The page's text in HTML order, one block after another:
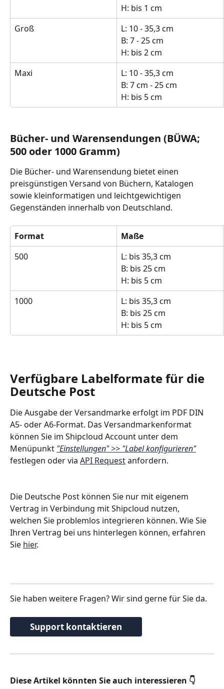
H: bis 1 cm
Groß
L: 10 - 35,3 cm
B: 7 - 25 cm
H: bis 2 cm
Maxi
L: 10 - 35,3 cm
B: 7 cm - 25 cm
H: bis 5 cm
Bücher- und Warensendungen (BÜWA;
500 oder 1000 Gramm)
Die Bücher- und Warensendung bietet einen
preisgünstigen Versand von Büchern, Katalogen
sowie kleinformatigen und leichtgewichtigen
Gegenständen innerhalb von Deutschland.
Format
Maße
500
L: bis 35,3 cm
B: bis 25 cm
H: bis 5 cm
1000
L: bis 35,3 cm
B: bis 25 cm
H: bis 5 cm
Verfügbare Labelformate für die
Deutsche Post
Die Ausgabe der Versandmarke erfolgt im PDF DIN
A5- oder A6-Format. Das Versandmarkenformat
können Sie im Shipcloud Account unter dem
Menüpunkt "Einstellungen" >> "Label konfigurieren"
festlegen oder via API Request anfordern.
Die Deutsche Post können Sie nur mit eigenem
Vertrag in Verbindung mit Shipcloud nutzen,
welchen Sie problemlos integrieren können. Wie Sie
Ihren Vertrag bei uns hinterlegen können, erfahren
Sie hier.
Sie haben weitere Fragen? Wir sind gerne für Sie da.
Support kontaktieren
Diese Artikel könnten Sie auch interessieren 👇